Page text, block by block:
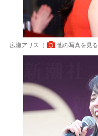
広瀬アリス（ 他の写真を見る